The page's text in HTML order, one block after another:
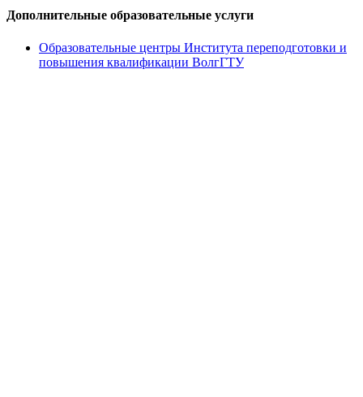
Дополнительные образовательные услуги
Образовательные центры Института переподготовки и
повышения квалификации ВолгГТУ